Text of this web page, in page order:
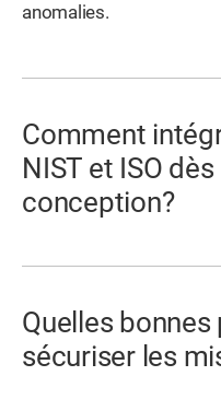
anomalies.
Comment
NIST et ISO
conception?
Quelles
sécuriser les